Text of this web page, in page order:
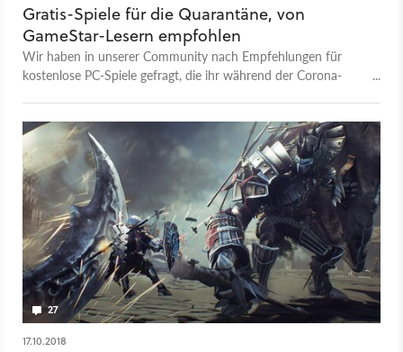
Gratis-Spiele für die Quarantäne, von
GameStar-Lesern empfohlen
Wir haben in unserer Community nach Empfehlungen für
kostenlose PC-Spiele gefragt, die ihr während der Corona-
27
17.10.2018